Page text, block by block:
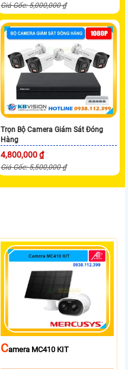
Giá Gốc: 5,000,000 ₫
Trọn Bộ Camera Giám Sát Đóng
Hàng
4,800,000 ₫
Giá Gốc: 5,500,000 ₫
CAmera MC410 KIT